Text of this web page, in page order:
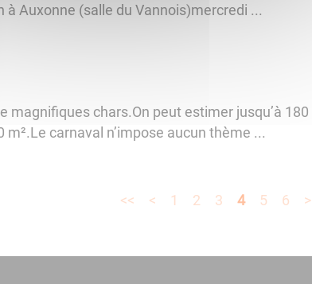
Auxonne (salle du Vannois)mercredi ...
magnifiques chars.On peut estimer jusqu’à 180
carnaval n’impose aucun thème ...
<< < 1 2 3 4 5 6 >